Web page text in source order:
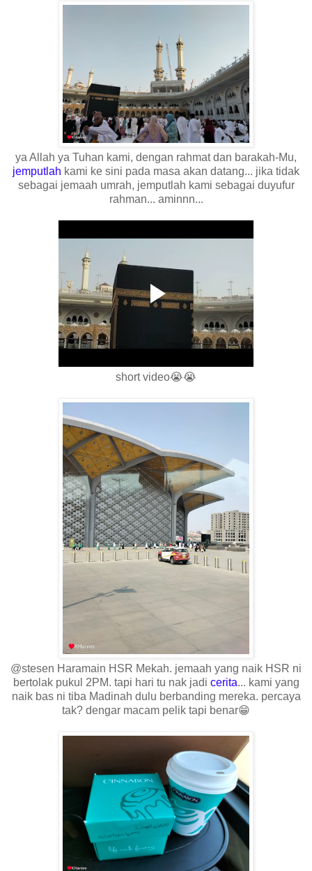
ya Allah ya Tuhan kami, dengan rahmat dan barakah-Mu,
jemputlah kami ke sini pada masa akan datang... jika tidak
sebagai jemaah umrah, jemputlah kami sebagai duyufur
rahman... aminnn...
short video😭😭
@stesen Haramain HSR Mekah. jemaah yang naik HSR ni
bertolak pukul 2PM. tapi hari tu nak jadi cerita... kami yang
naik bas ni tiba Madinah dulu berbanding mereka. percaya
tak? dengar macam pelik tapi benar😁